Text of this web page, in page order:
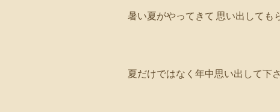
暑い夏がやってきて 思い出しても
夏だけではなく年中思い出して下